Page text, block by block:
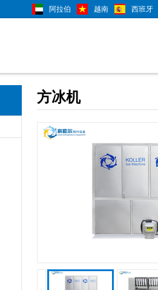
阿拉伯 越南 西班牙
方冰机